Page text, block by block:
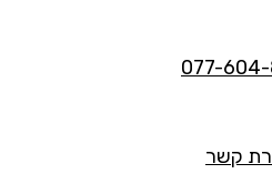
077-
קשר